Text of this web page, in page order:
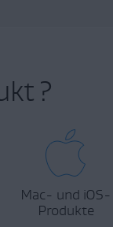
?
Mac- und iOS-
Produkte